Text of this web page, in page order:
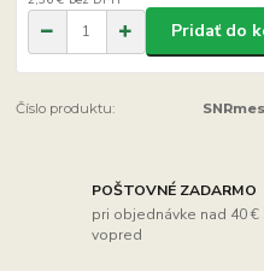
Pridať do
Číslo produktu:
POŠTOVNÉ ZADARMO
pri objednávke nad 40
vopred